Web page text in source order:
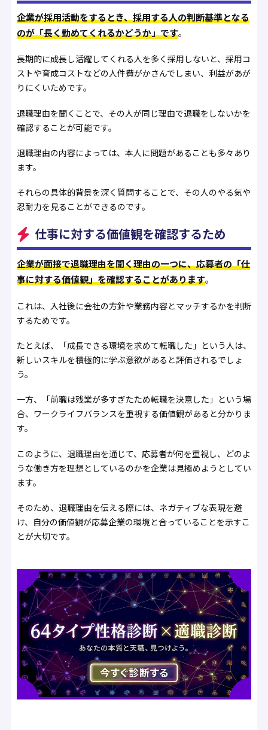
企業が採用活動をするとき、採用する人の判断基準となる
のが「長く勤めてくれるかどうか」です。
長期的に成長し活躍してくれる人を多く採用しないと、採用コ
ストや育成コストなどの人件費がかさんでしまい、利益があが
りにくいためです。
退職理由を聞くことで、その人が同じ理由で退職をしないかを
確認することが可能です。
退職理由の内容によっては、本人に問題があることも多々あり
ます。
それらの具体的背景を深く質問することで、その人のやる気や
忍耐力を見ることができるのです。
仕事に対する価値観を確認するため
企業が面接で退職理由を聞く理由の一つに、応募者の「仕
事に対する価値観」を確認することがあります。
これは、入社後に会社の方針や業務内容とマッチするかを判断
するためです。
たとえば、「成長できる環境を求めて転職した」という人は、
新しいスキルを積極的に学ぶ意欲があると評価されるでしょ
う。
一方、「前職は残業が多すぎたため転職を決意した」という場
合、ワークライフバランスを重視する価値観があると分かりま
す。
このように、退職理由を通じて、応募者が何を重視し、どのよ
うな働き方を理想としているのかを企業は見極めようとしてい
ます。
そのため、退職理由を伝える際には、ネガティブな表現を避
け、自分の価値観が応募企業の環境と合っていることを示すこ
とが大切です。